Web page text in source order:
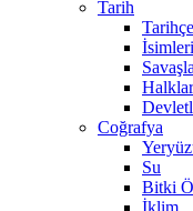
Tarih
Halklar
Coğrafya
Su
Bitki
İklim